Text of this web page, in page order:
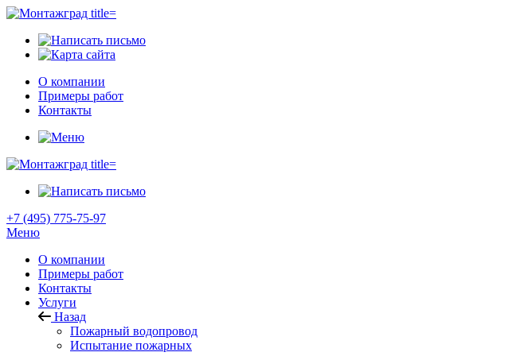
О компании
Примеры работ
Контакты
+7 (495) 775-75-97
Меню
О компании
Примеры работ
Контакты
Услуги
Назад
Пожарный водопровод
Испытание пожарных